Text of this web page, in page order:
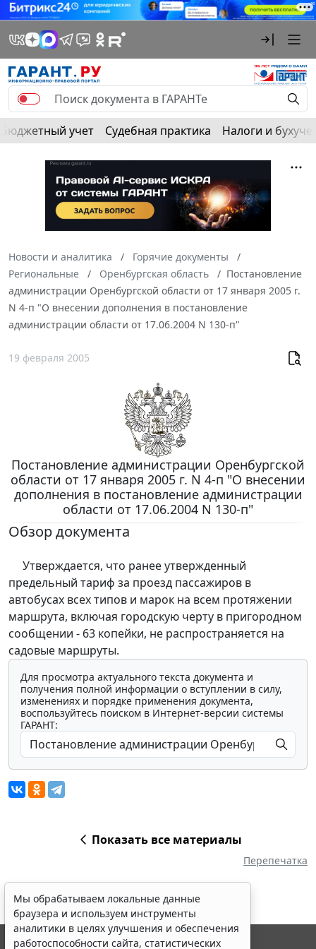
Бюджетный учет Судебная практика Налоги и
Новости и аналитика
Горячие документы
Региональные
Оренбургская область
Постановление
администрации Оренбургской области от 17 января 2005 г.
N 4-п "О внесении дополнения в постановление
администрации области от 17.06.2004 N 130-п"
19 февраля 2005
Постановление администрации Оренбургской
области от 17 января 2005 г. N 4-п "О внесении
дополнения в постановление администрации
области от 17.06.2004 N 130-п"
Обзор документа
Утверждается, что ранее утвержденный
предельный тариф за проезд пассажиров в
автобусах всех типов и марок на всем протяжении
маршрута, включая городскую черту в пригородном
сообщении - 63 копейки, не распространяется на
садовые маршруты.
Для просмотра актуального текста документа и
получения полной информации о вступлении в силу,
изменениях и порядке применения документа,
воспользуйтесь поиском в Интернет-версии системы
ГАРАНТ:
Показать все материалы
Перепечатка
Мы обрабатываем локальные данные
браузера и используем инструменты
аналитики в целях улучшения и обеспечения
работоспособности сайта, статистических